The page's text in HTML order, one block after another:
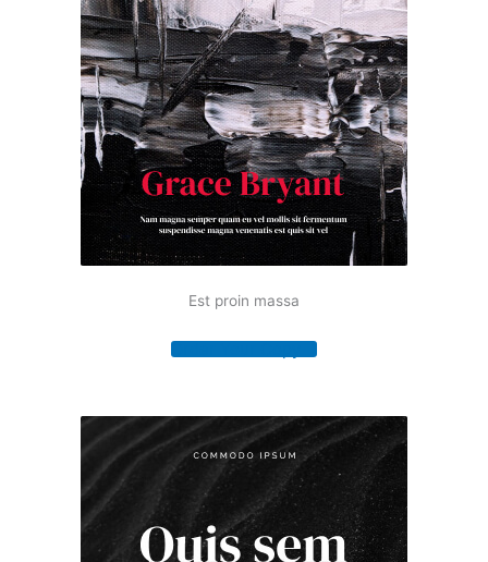
Est proin massa
Order Your Copy